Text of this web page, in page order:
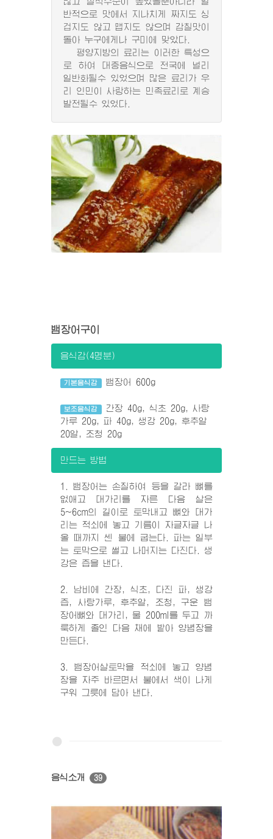
반적으로 맛에서 지나치게 짜지도 싱
겁지도 않고 맵지도 않으며 감칠맛이
돌아 누구에게나 구미에 맞았다.
평양지방의 료리는 이러한 특성으
로 하여 대중음식으로 전국에 널리
일반화될수 있었으며 많은 료리가 우
리 인민이 사랑하는 민족료리로 계승
발전될수 있었다.
뱀장어구이
음식감(4명분)
기본음식감 뱀장어 600g
보조음식감
간장 40g, 식초 20g, 사탕
가루 20g, 파 40g, 생강 20g, 후추알
20알, 조청 20g
만드는 방법
1. 뱀장어는 손질하여 등을 갈라 뼈를
없애고 대가리를 자른 다음 살은
5~6cm의 길이로 토막내고 뼈와 대가
리는 적쇠에 놓고 기름이 자글자글 나
올 때까지 센 불에 굽는다. 파는 일부
는 토막으로 썰고 나머지는 다진다. 생
강은 즙을 낸다.
2. 남비에 간장, 식초, 다진 파, 생강
즙, 사탕가루, 후추알, 조청, 구운 뱀
장어뼈와 대가리, 물 200ml를 두고 까
룩하게 졸인 다음 채에 밭아 양념장을
만든다.
3. 뱀장어살토막을 적쇠에 놓고 양념
장을 자주 바르면서 불에서 색이 나게
구워 그릇에 담아 낸다.
음식소개 39